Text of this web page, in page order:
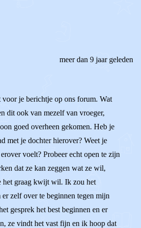
meer dan 9 jaar geleden
je berichtje op ons forum. Wat
dit ook van mezelf van vroeger,
goed overheen gekomen. Heb je
met je dochter hierover? Weet je
voelt? Probeer echt open te zijn
dat ze kan zeggen wat ze wil,
het graag kwijt wil. Ik zou het
zelf over te beginnen tegen mijn
gesprek het best beginnen en er
ze vindt het vast fijn en ik hoop dat